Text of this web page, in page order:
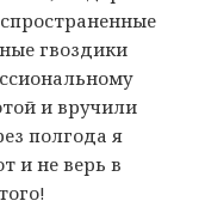
гвоздики
и вручили
полгода я
и не верь в